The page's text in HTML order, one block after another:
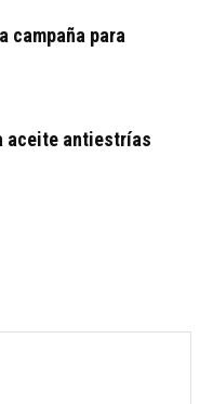
campaña para
aceite antiestrías